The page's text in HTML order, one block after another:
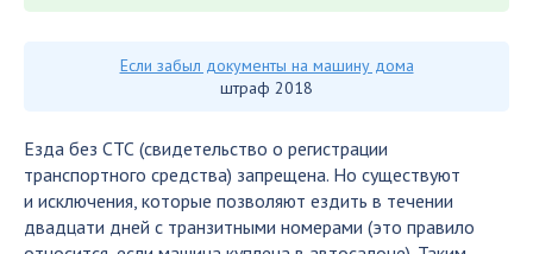
Если забыл документы на машину дома
штраф 2018
Езда без СТС (свидетельство о регистрации
транспортного средства) запрещена. Но существуют
и исключения, которые позволяют ездить в течении
двадцати дней с транзитными номерами (это правило